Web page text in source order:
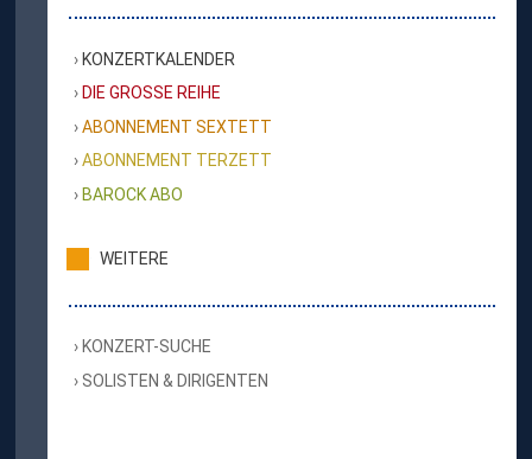
KONZERTKALENDER
DIE GROSSE REIHE
ABONNEMENT SEXTETT
ABONNEMENT TERZETT
BAROCK ABO
WEITERE
KONZERT-SUCHE
SOLISTEN & DIRIGENTEN